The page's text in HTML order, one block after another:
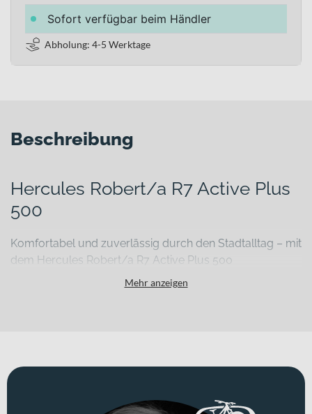
Sofort verfügbar beim Händler
Abholung: 4-5 Werktage
Beschreibung
Hercules Robert/a R7 Active Plus
500
Komfortabel und zuverlässig durch den Stadtalltag – mit
dem Hercules Robert/a R7 Active Plus 500
Stau, volle Busse und weite Wege zur Arbeit können den Alltag
Dieses E-Bike richtet sich an Stadtbewohnerinnen und
Mehr anzeigen